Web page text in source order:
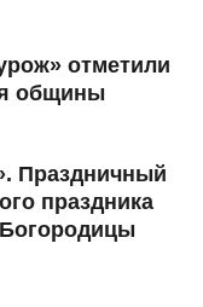
отметили
общины
Праздничный
праздника